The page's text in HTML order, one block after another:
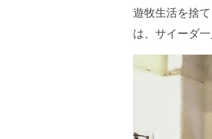
遊牧生活を捨
は、サイーダ一